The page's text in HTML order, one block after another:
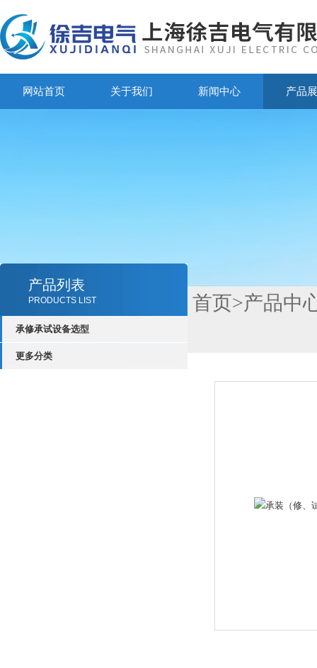
网站首页 关于我们 新闻中心 产品
产品列表
PRODUCTS LIST
承修承试设备选型
更多分类
首页>产品中